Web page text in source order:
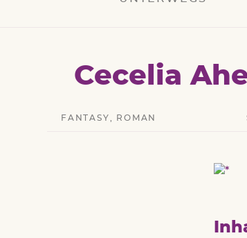
Cecelia
FANTASY ROMAN